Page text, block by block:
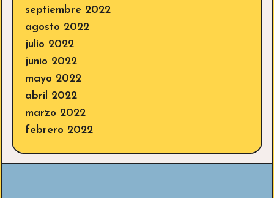
septiembre 2022
agosto 2022
julio 2022
junio 2022
mayo 2022
abril 2022
marzo 2022
febrero 2022